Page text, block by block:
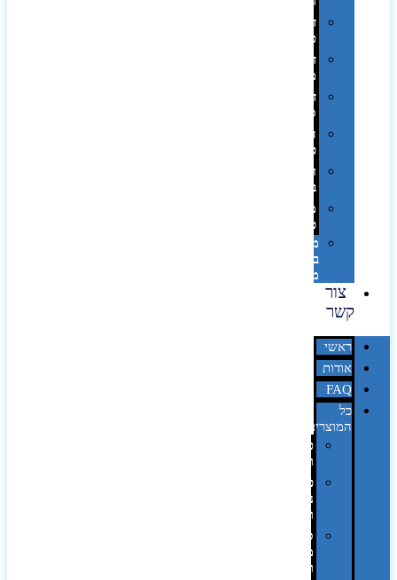
דפוס
טמפון
דפוס
משי
דפוס
סובלימציה
הדפס
פרוצס
חריטה
בלייזר
מהו
פנטון?
מיתוג
באמצעות
מדבקות
צור
קשר
ראשי
אודות
FAQ
כל
המוצרים
טכנולוגיה
וגאדג'טים
פנאי,
נופש
ונסיעות
סביבת
משרד
ופרימיום